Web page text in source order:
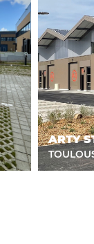
ARTY